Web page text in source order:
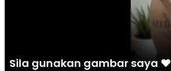
Sila gunakan gambar saya ♥